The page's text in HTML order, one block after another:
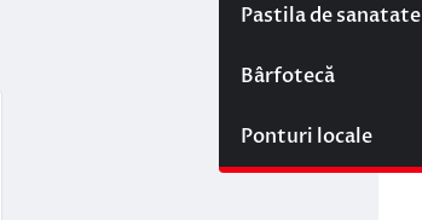
Pastila de sanatate
Bârfotecă
Ponturi locale